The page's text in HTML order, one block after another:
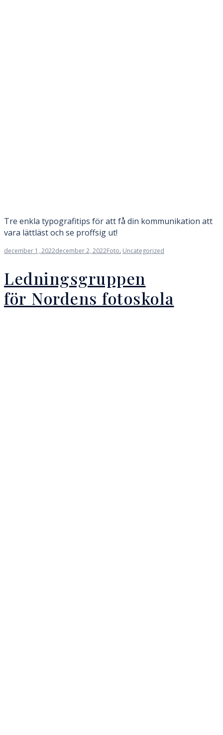
Tre enkla typografitips för att få din kommunikation att
vara lättläst och se proffsig ut!
december 1, 2022december 2, 2022Foto, Uncategorized
Ledningsgruppen
för Nordens fotoskola